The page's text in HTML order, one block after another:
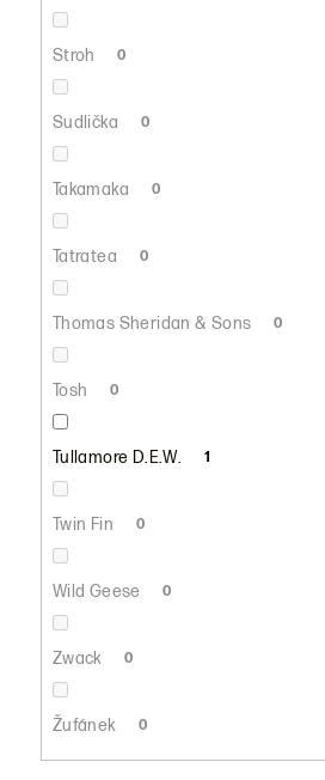
Stroh 0
Sudlička 0
Takamaka 0
Tatratea 0
Thomas Sheridan & Sons 0
Tosh 0
Tullamore D.E.W. 1
Twin Fin 0
Wild Geese 0
Zwack 0
Žufánek 0